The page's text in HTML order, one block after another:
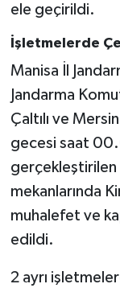
ele geçirildi.
İşletmelerde
Manisa İl
Jandarma
Çaltılı ve
gecesi saat
mekanlarında
muhalefet ve
edildi.
2 ayrı